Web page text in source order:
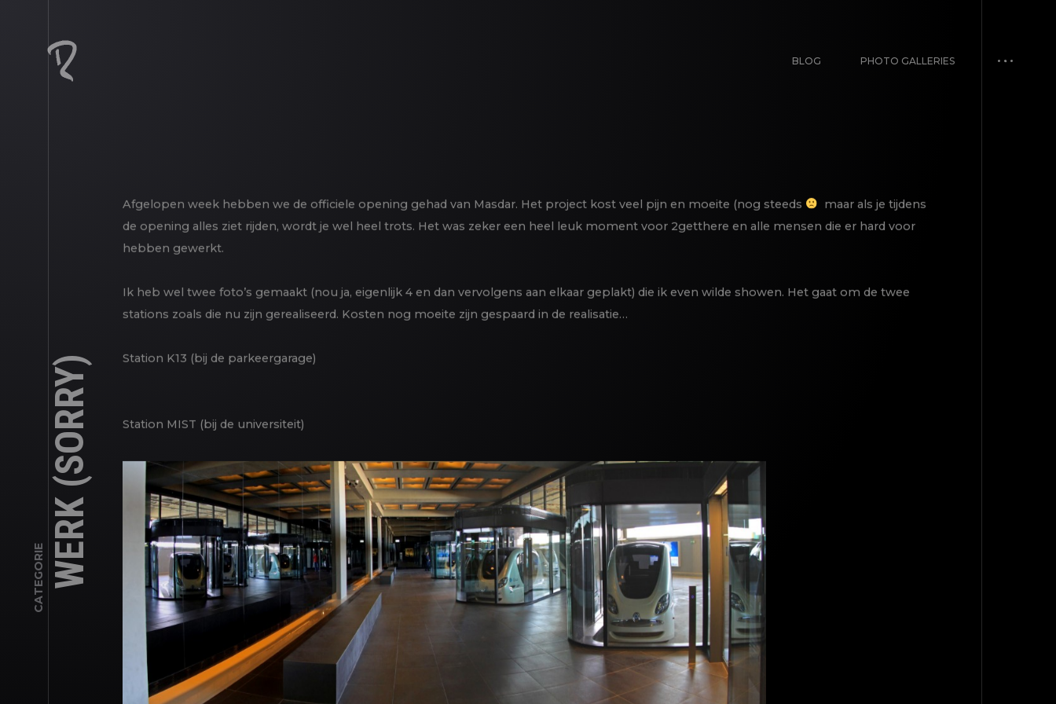
BLOG PHOTO GALLERIES
CATEGORIEWERK (SORRY)
Afgelopen week hebben we de officiele opening gehad van Masdar. Het project kost veel pijn en moeite (nog steeds
maar als je tijdens
de opening alles ziet rijden, wordt je wel heel trots. Het was zeker een heel leuk moment voor 2getthere en alle mensen die er hard voor
hebben gewerkt.
Ik heb wel twee foto’s gemaakt (nou ja, eigenlijk 4 en dan vervolgens aan elkaar geplakt) die ik even wilde showen. Het gaat om de twee
stations zoals die nu zijn gerealiseerd. Kosten nog moeite zijn gespaard in de realisatie…
Station K13 (bij de parkeergarage)
Station MIST (bij de universiteit)